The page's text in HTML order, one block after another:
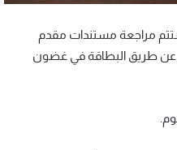
ستتم مراجعة مستندات مقدم
طريق البطاقة في غضون